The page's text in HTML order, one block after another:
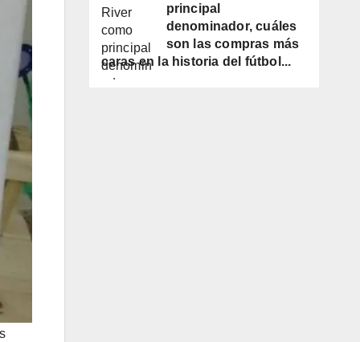
principal
denominador, cuáles
son las compras más
caras en la historia del fútbol...